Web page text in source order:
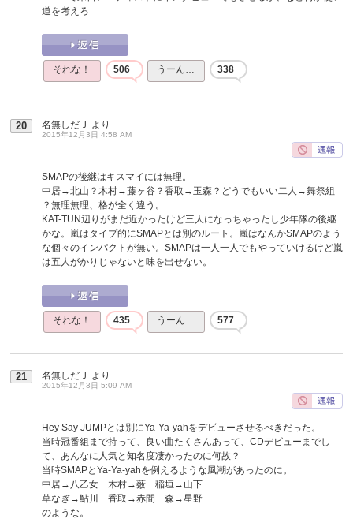
道を考えろ
それな！ 506 うーん… 338
20 名無しだＪ より
2015年12月3日 4:58 AM
SMAPの後継はキスマイには無理。
中居→北山？木村→藤ヶ谷？香取→玉森？どうでもいい二人→舞祭組
？無理無理、格が全く違う。
KAT-TUN辺りがまだ近かったけど三人になっちゃったし少年隊の後継
かな。嵐はタイプ的にSMAPとは別のルート。嵐はなんかSMAPのよう
な個々のインパクトが無い。SMAPは一人一人でもやっていけるけど嵐
は五人がかりじゃないと味を出せない。
それな！ 435 うーん… 577
21 名無しだＪ より
2015年12月3日 5:09 AM
Hey Say JUMPとは別にYa-Ya-yahをデビューさせるべきだった。
当時冠番組まで持って、良い曲たくさんあって、CDデビューまでし
て、あんなに人気と知名度凄かったのに何故？
当時SMAPとYa-Ya-yahを例えるような風潮があったのに。
中居→八乙女 木村→薮 稲垣→山下
草なぎ→鮎川 香取→赤間 森→星野
のような。